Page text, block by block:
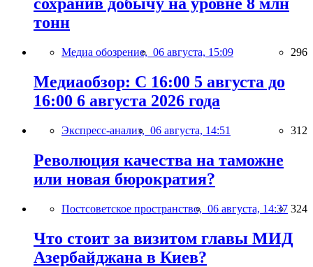
сохранив добычу на уровне 8 млн
тонн
Медиа обозрение, 06 августа, 15:09 296
Медиаобзор: С 16:00 5 августа до
16:00 6 августа 2026 года
Экспресс-анализ, 06 августа, 14:51 312
Революция качества на таможне
или новая бюрократия?
Постсоветское пространство, 06 августа, 14:37 324
Что стоит за визитом главы МИД
Азербайджана в Киев?